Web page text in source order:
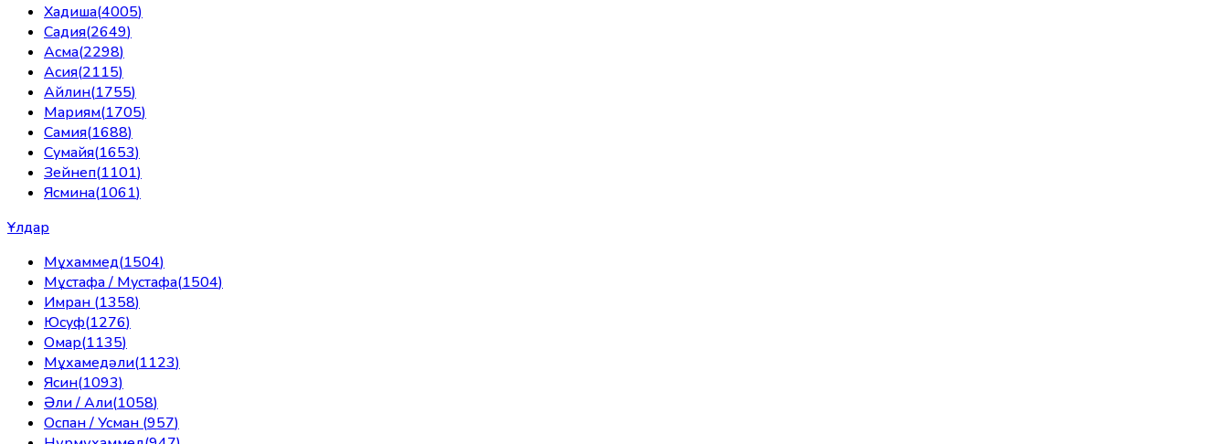
Хадиша(4005)
Садия(2649)
Асма(2298)
Асия(2115)
Айлин(1755)
Мариям(1705)
Самия(1688)
Сумайя(1653)
Зейнеп(1101)
Ясмина(1061)
Ұлдар
Мұхаммед(1504)
Мұстафа / Мустафа(1504)
Имран (1358)
Юсуф(1276)
Омар(1135)
Мұхамедәли(1123)
Ясин(1093)
Әли / Али(1058)
Оспан / Усман (957)